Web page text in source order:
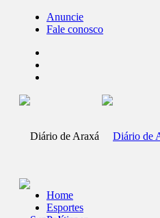
Anuncie
Fale conosco
Home
Esportes